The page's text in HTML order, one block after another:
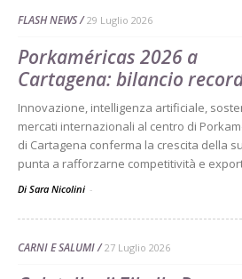
FLASH NEWS 29 Luglio 2026
Porkaméricas 2026 a
Cartagena: bilancio
Innovazione, intelligenza artificiale,
mercati internazionali al centro di
di Cartagena conferma la crescita della
punta a rafforzarne competitività e
Di Sara Nicolini -
CARNI E SALUMI 27 Luglio 2026